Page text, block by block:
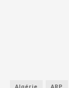
Algérie ARP